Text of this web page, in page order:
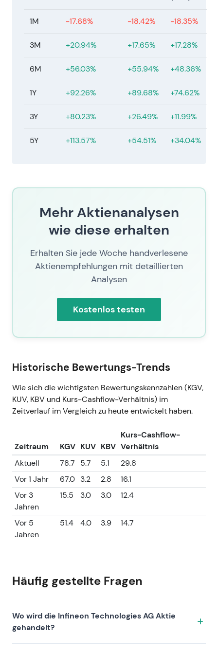
— Momentum nach dem strategischen
1M -17.68% -18.42% -18.35%
3M +20.94% +17.65% +17.28%
6M +56.03% +55.94% +48.36%
1Y +92.26% +89.68% +74.62%
3Y +80.23% +26.49% +11.99%
5Y +113.57% +54.51% +34.04%
Mehr Aktienanalysen
wie diese erhalten
Erhalten Sie jede Woche handverlesene
Aktienempfehlungen mit detaillierten
Analysen
Kostenlos testen
Historische Bewertungs-Trends
Wie sich die wichtigsten Bewertungskennzahlen (KGV,
KUV, KBV und Kurs-Cashflow-Verhältnis) im
Zeitverlauf im Vergleich zu heute entwickelt haben.
Zeitraum KGV KUV KBV
Kurs-Cashflow-
Verhältnis
Aktuell
78.7 5.7 5.1
29.8
Vor 1 Jahr
67.0 3.2 2.8
16.1
Vor 3
Jahren
15.5 3.0 3.0 12.4
Vor 5
Jahren
51.4 4.0 3.9 14.7
Häufig gestellte Fragen
Wo wird die Infineon Technologies AG Aktie
gehandelt?